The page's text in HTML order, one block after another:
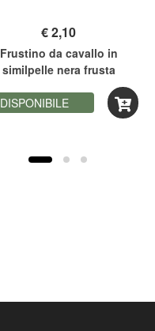
€2,10
Frustino da cavallo in
similpelle nera frusta
DISPONIBILE